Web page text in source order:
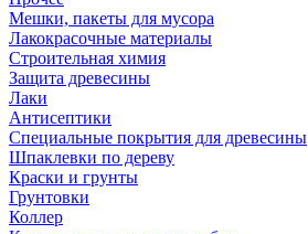
Мешки, пакеты для мусора
Лакокрасочные материалы
Строительная химия
Защита древесины
Лаки
Антисептики
Специальные покрытия для древесины
Шпаклевки по дереву
Краски и грунты
Грунтовки
Коллер